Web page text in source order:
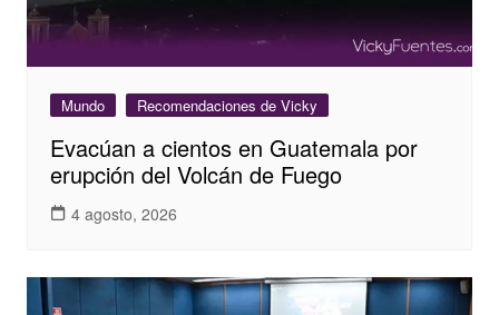
Mundo Recomendaciones de Vicky
Evacúan a cientos en Guatemala por
erupción del Volcán de Fuego
4 agosto, 2026